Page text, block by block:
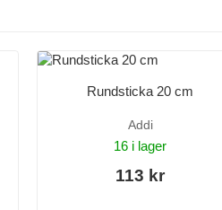
Rundsticka 20 cm
Addi
16 i lager
113 kr